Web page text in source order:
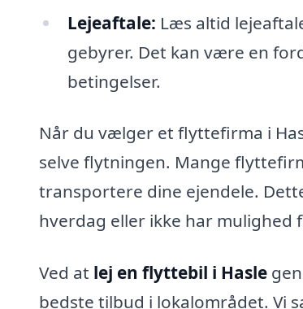
Lejeaftale: Læs altid
gebyrer. Det kan være en
betingelser.
Når du vælger et flyttefirma i
selve flytningen. Mange
transportere dine ejendele.
hverdag eller ikke har
Ved at lej en flyttebil i Hasle
bedste tilbud i lokalområdet. Vi